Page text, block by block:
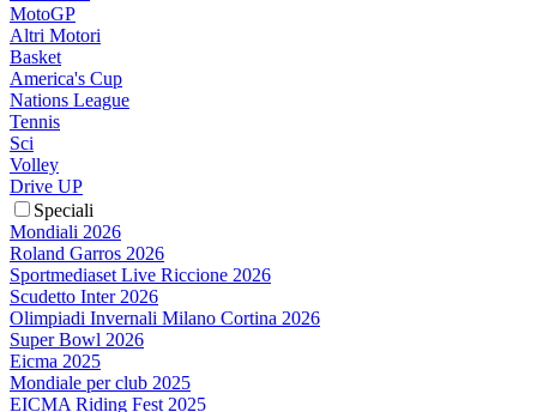
MotoGP
Altri Motori
Basket
America's Cup
Nations League
Tennis
Sci
Volley
Drive UP
Speciali
Mondiali 2026
Roland Garros 2026
Sportmediaset Live Riccione 2026
Scudetto Inter 2026
Olimpiadi Invernali Milano Cortina 2026
Super Bowl 2026
Eicma 2025
Mondiale per club 2025
EICMA Riding Fest 2025